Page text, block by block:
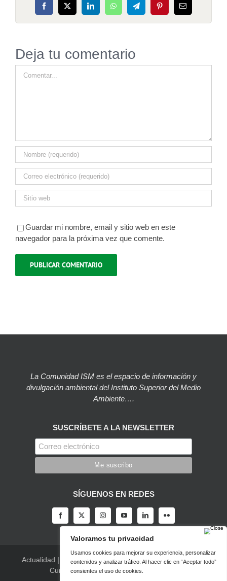
Facebook
X LinkedInWhatsAppTelegramPinterestCorreo
electrónico
Deja tu comentario
Guardar mi nombre, email y sitio web en este
navegador para la próxima vez que comente.
La Comunidad ISM es el espacio de información y
divulgación ambiental del Instituto Superior del Medio
Ambiente….
SUSCRÍBETE A LA NEWSLETTER
SÍGUENOS EN REDES
Actualidad | Blog|Agenda|Herramientas|Canal Vídeo|
Cursos|Empleo|Newsletter